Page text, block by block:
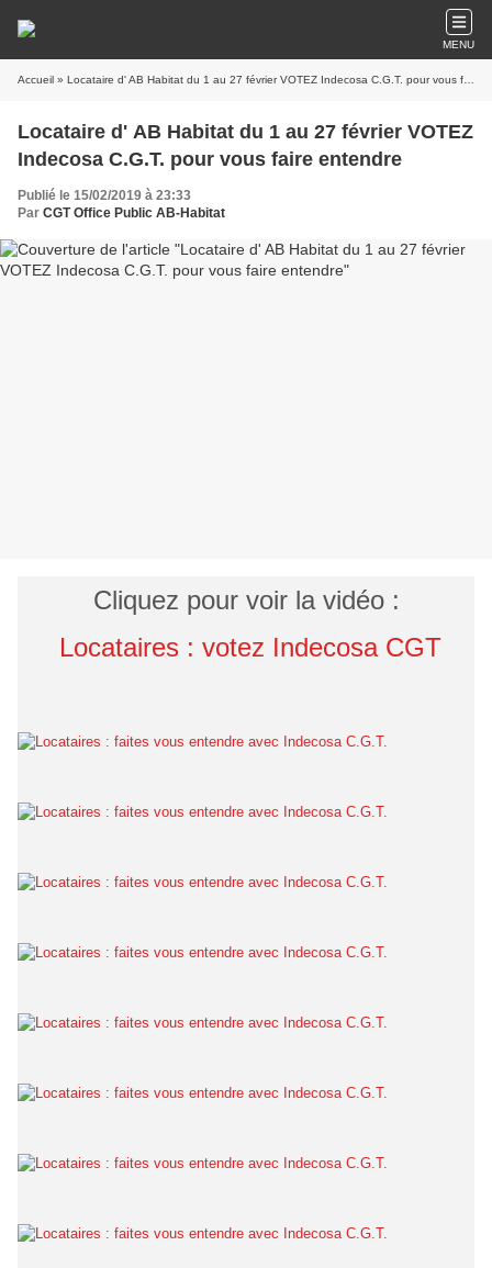
MENU
Accueil » Locataire d' AB Habitat du 1 au 27 février VOTEZ Indecosa C.G.T. pour vous faire entendre
Locataire d' AB Habitat du 1 au 27 février VOTEZ
Indecosa C.G.T. pour vous faire entendre
Publié le 15/02/2019 à 23:33
Par CGT Office Public AB-Habitat
Cliquez pour voir la vidéo :
Locataires : votez Indecosa CGT